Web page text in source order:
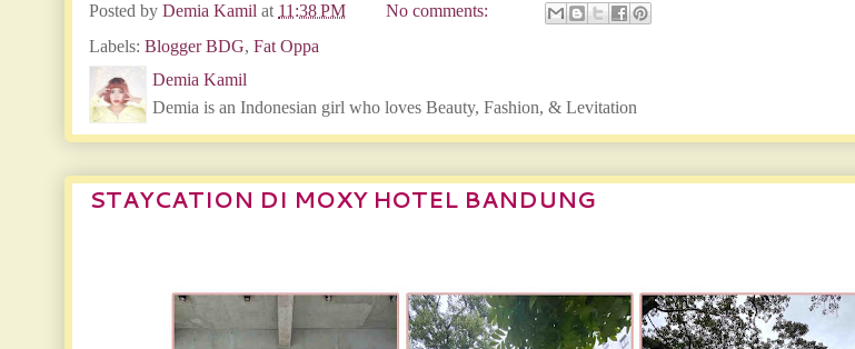
Posted by Demia Kamil at 11:38 PM
No comments:
Labels: Blogger BDG, Fat Oppa
Demia Kamil
Demia is an Indonesian girl who loves Beauty, Fashion, & Levitation
STAYCATION DI MOXY HOTEL BANDUNG